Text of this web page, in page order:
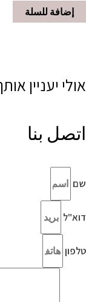
إضافة للسلة
אולי יעניין
اتصل بنا
שם
דוא"ל
טלפון